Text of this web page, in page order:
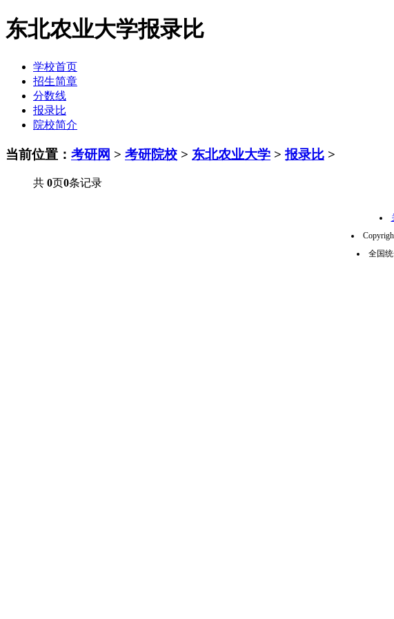
东北农业大学报录比
学校首页
招生简章
分数线
报录比
院校简介
当前位置： 考研网 > 考研院校 > 东北农业大学 >报录比 >
共 0页0条记录
全国